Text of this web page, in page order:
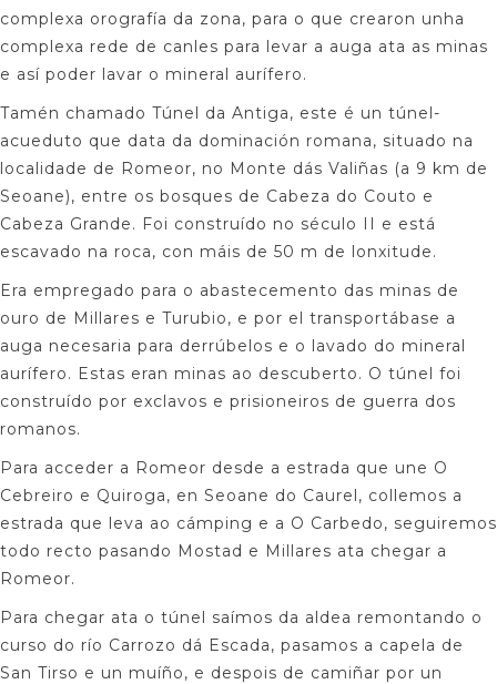
complexa orografía da zona, para o que crearon unha
complexa rede de canles para levar a auga ata as minas
e así poder lavar o mineral aurífero.
Tamén chamado Túnel da Antiga, este é un túnel-
acueduto que data da dominación romana, situado na
localidade de Romeor, no Monte dás Valiñas (a 9 km de
Seoane), entre os bosques de Cabeza do Couto e
Cabeza Grande. Foi construído no século II e está
escavado na roca, con máis de 50 m de lonxitude.
Era empregado para o abastecemento das minas de
ouro de Millares e Turubio, e por el transportábase a
auga necesaria para derrúbelos e o lavado do mineral
aurífero. Estas eran minas ao descuberto. O túnel foi
construído por exclavos e prisioneiros de guerra dos
romanos.
Para acceder a Romeor desde a estrada que une O
Cebreiro e Quiroga, en Seoane do Caurel, collemos a
estrada que leva ao cámping e a O Carbedo, seguiremos
todo recto pasando Mostad e Millares ata chegar a
Romeor.
Para chegar ata o túnel saímos da aldea remontando o
curso do río Carrozo dá Escada, pasamos a capela de
San Tirso e un muíño, e despois de camiñar por un